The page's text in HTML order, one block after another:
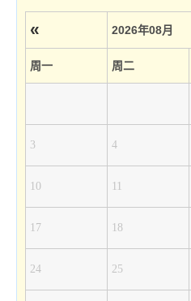
« 2026年08月
周一 周二
3 4
10 11
17 18
24 25